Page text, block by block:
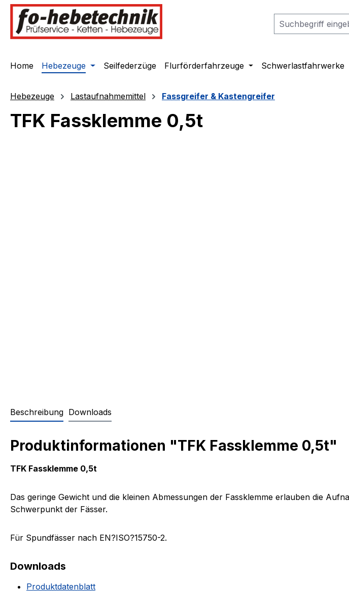
Zur Hauptnavigation springen
Home Hebezeuge Seilfederzüge Flurförderfahrzeuge Schwerlastfahrwerke
Hebezeuge Lastaufnahmemittel Fassgreifer & Kastengreifer
TFK Fassklemme 0,5t
Beschreibung Downloads
Produktinformationen "TFK Fassklemme 0,5t"
TFK Fassklemme 0,5t
Das geringe Gewicht und die kleinen Abmessungen der Fassklemme erlauben die
Schwerpunkt der Fässer.
Für Spundfässer nach EN?ISO?15750-2.
Downloads
Produktdatenblatt